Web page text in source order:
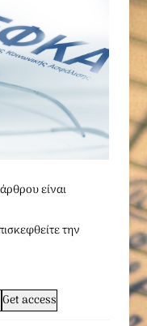
είναι
την